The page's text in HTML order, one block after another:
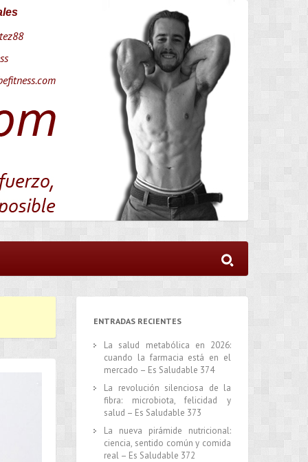
ENTRADAS RECIENTES
La salud metabólica en 2026:
cuando la farmacia está en el
mercado – Es Saludable 374
La revolución silenciosa de la
fibra: microbiota, felicidad y
salud – Es Saludable 373
La nueva pirámide nutricional:
ciencia, sentido común y comida
real – Es Saludable 372